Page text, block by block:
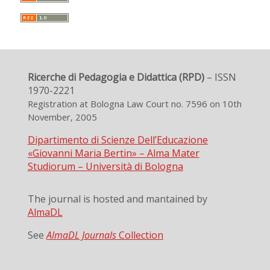
Ricerche di Pedagogia e Didattica (RPD)– ISSN
1970-2221
Registration at Bologna Law Court no. 7596 on 10th
November, 2005
Dipartimento di Scienze Dell’Educazione
«Giovanni Maria Bertin» – Alma Mater
Studiorum – Università di Bologna
The journal is hosted and mantained by
AlmaDL
SeeAlmaDL JournalsCollection